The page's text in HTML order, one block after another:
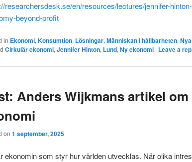
researchersdesk.se/en/resources/lectures/jennifer-
beyond-profit
in Ekonomi,Konsumtion, Lösningar,Människan i hållbarheten,
Cirkulär ekonomi,Jennifer Hinton, Lund,Ny ekonomi | Leave a
Anders Wijkmans artikel om
on 1 september, 2025
ekonomin som styr hur världen utvecklas. När olika